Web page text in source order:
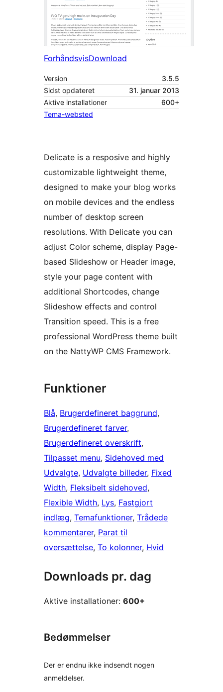
ForhåndsvisDownload
Version
3.5.5
Sidst opdateret
31. januar 2013
Aktive installationer
600+
Tema-websted
Delicate is a resposive and highly
customizable lightweight theme,
designed to make your blog works
on mobile devices and the endless
number of desktop screen
resolutions. With Delicate you can
adjust Color scheme, display Page-
based Slideshow or Header image,
style your page content with
additional Shortcodes, change
Slideshow effects and control
Transition speed. This is a free
professional WordPress theme built
on the NattyWP CMS Framework.
Funktioner
Blå, Brugerdefineret baggrund
Brugerdefineret farver
Brugerdefineret overskrift
Tilpasset menu, Sidehoved med
Udvalgte, Udvalgte billeder, Fixed
Width, Fleksibelt sidehoved
Flexible Width, Lys, Fastgjort
indlæg, Temafunktioner, Trådede
kommentarer, Parat til
oversættelse, To kolonner, Hvid
Downloads pr. dag
Aktive installationer: 600+
Bedømmelser
Der er endnu ikke indsendt nogen
anmeldelser.